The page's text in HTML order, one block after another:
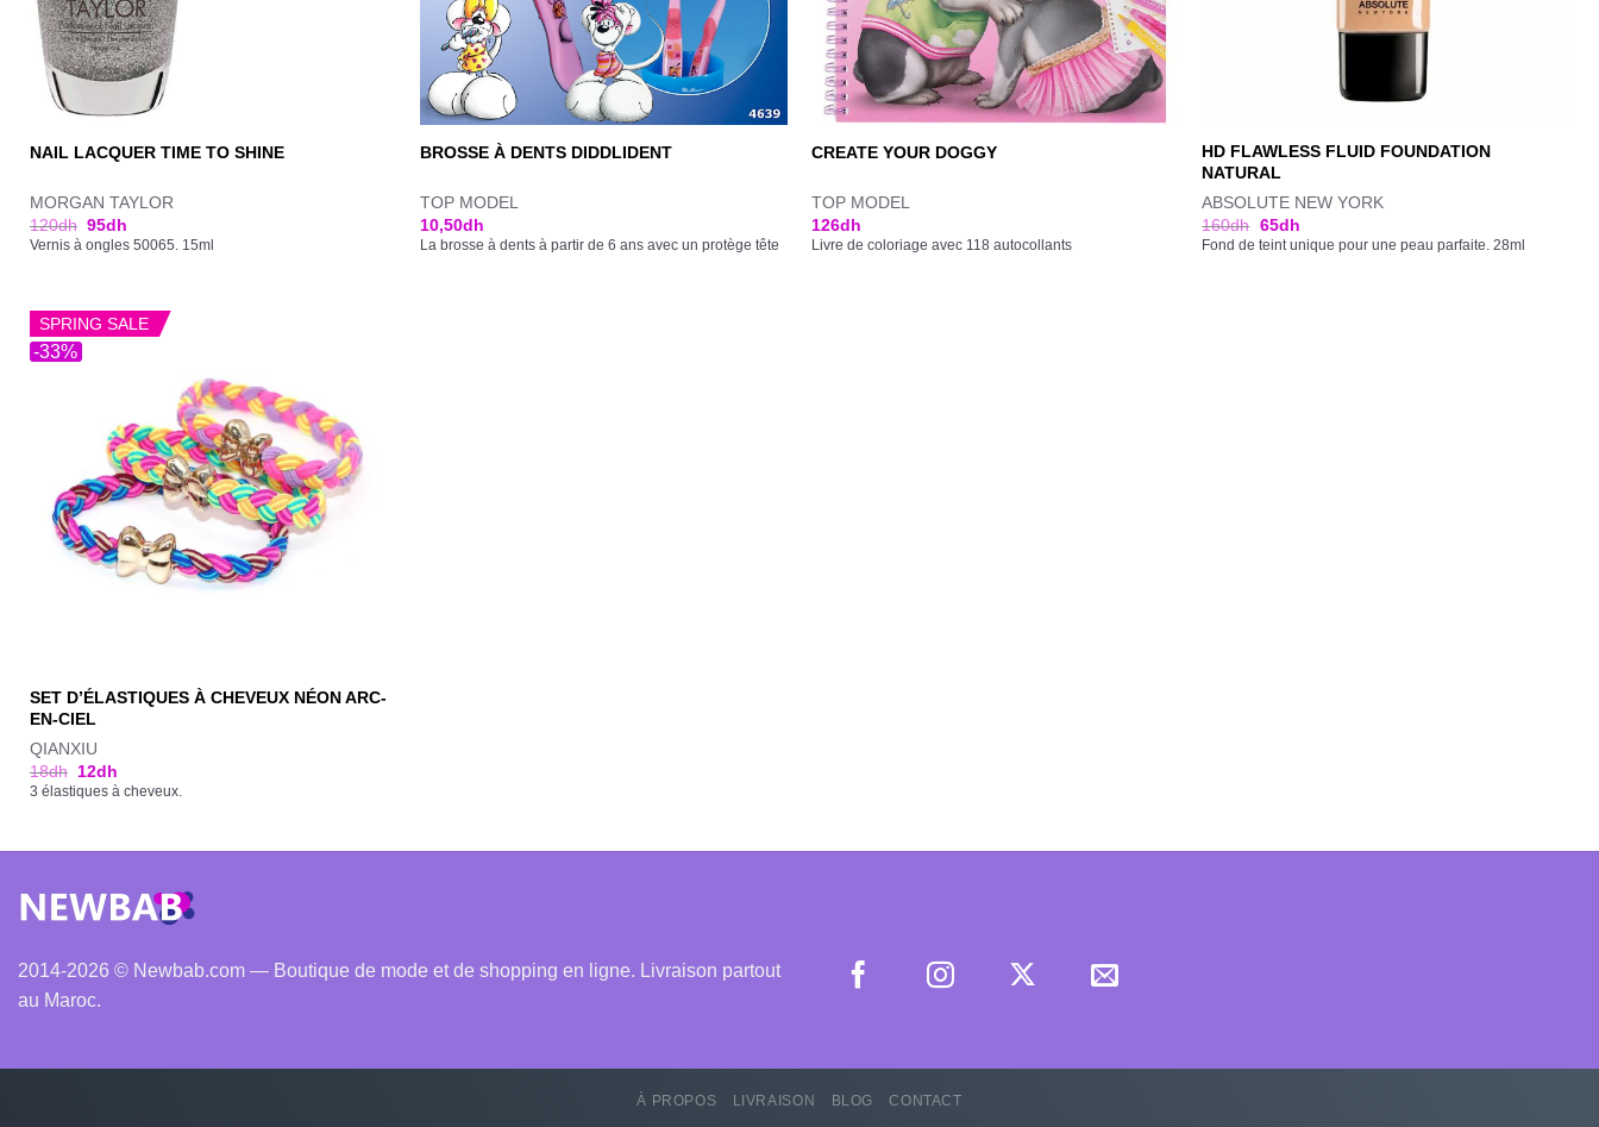
NAIL LACQUER TIME TO SHINE
MORGAN TAYLOR
120dh 95dh
Vernis à ongles 50065. 15ml
BROSSE À DENTS DIDDLIDENT
TOP MODEL
10,50dh
La brosse à dents à partir de 6 ans avec un protège tête
CREATE YOUR DOGGY
TOP MODEL
126dh
Livre de coloriage avec 118 autocollants
HD FLAWLESS FLUID FOUNDATION
NATURAL
ABSOLUTE NEW YORK
160dh 65dh
Fond de teint unique pour une peau parfaite. 28ml
-33%
SPRING SALE
SET D’ÉLASTIQUES À CHEVEUX NÉON ARC-
EN-CIEL
QIANXIU
18dh 12dh
3 élastiques à cheveux.
2014-2026 © Newbab.com — Boutique de mode et de shopping en ligne. Livraison partout
au Maroc.
À PROPOS LIVRAISON BLOG CONTACT